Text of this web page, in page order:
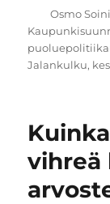
c
e
b
o
k
it
r
Kirjoittaja
Osmo
Jalankulku,
vihreä